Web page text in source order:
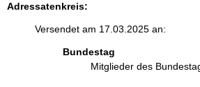
Adressatenkreis:
Versendet am 17.03.2025 an:
Bundestag
Mitglieder des